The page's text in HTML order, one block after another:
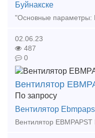
Буйнакске
02.06.23
487
0
Вентилятор
По запросу
Вентилятор